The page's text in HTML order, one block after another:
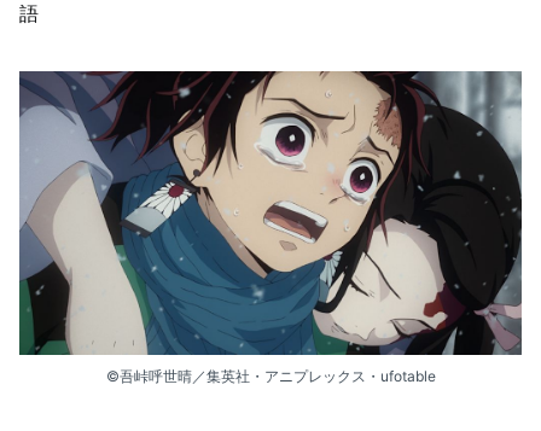
語
©吾峠呼世晴／集英社・アニプレックス・ufotable